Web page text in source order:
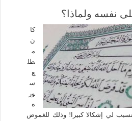
نفسه ولماذا؟
كا
ن
م
طل
ع
س
ور
ة
تسبب لي إشكالا كبيرا! وذلك للغموض